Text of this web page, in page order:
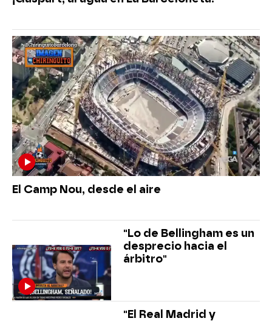
El Camp Nou, desde el aire
"Lo de Bellingham es un
desprecio hacia el
árbitro"
"El Real Madrid y